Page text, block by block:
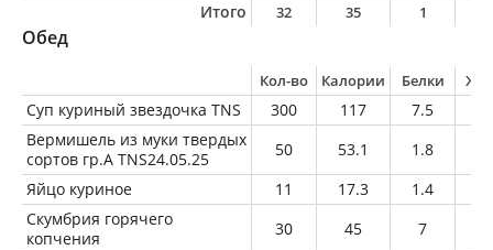
Итого
32 35 1
Обед
Кол-во Калории Белки
Суп куриный звездочка TNS 300 117 7.5
Вермишель из муки твердых
сортов гр.А TNS24.05.25
50 53.1 1.8
Яйцо куриное
11 17.3 1.4
Скумбрия горячего
копчения
30 45 7